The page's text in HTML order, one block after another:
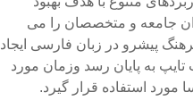
جامعه و متخصصان را می
پیشرو در زبان فارسی ایجاد
به پایان رسد وزمان مورد
استفاده قرار گیرد.